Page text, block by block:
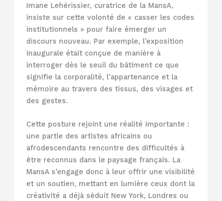
Imane Lehérissier, curatrice de la MansA,
insiste sur cette volonté de « casser les codes
institutionnels » pour faire émerger un
discours nouveau. Par exemple, l’exposition
inaugurale était conçue de manière à
interroger dès le seuil du bâtiment ce que
signifie la corporalité, l’appartenance et la
mémoire au travers des tissus, des visages et
des gestes.
Cette posture rejoint une réalité importante :
une partie des artistes africains ou
afrodescendants rencontre des difficultés à
être reconnus dans le paysage français. La
MansA s’engage donc à leur offrir une visibilité
et un soutien, mettant en lumière ceux dont la
créativité a déjà séduit New York, Londres ou